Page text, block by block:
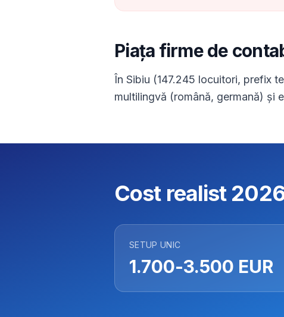
Piața firme de
În Sibiu (147.245 locuitori, prefix
multilingvă (română, germană) și
Cost realist
SETUP UNIC
1.700-3.500 EUR